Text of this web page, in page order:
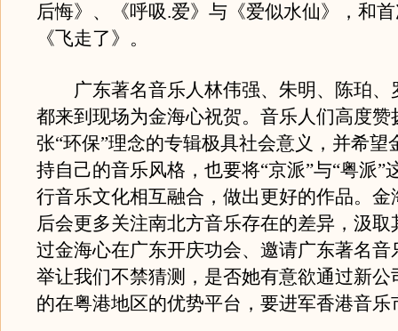
后悔》、《呼吸.爱》与《爱似水仙》，和
《飞走了》。
广东著名音乐人林伟强、朱明、陈珀、
都来到现场为金海心祝贺。音乐人们高度赞
张“环保”理念的专辑极具社会意义，并希望
持自己的音乐风格，也要将“京派”与“粤派”
行音乐文化相互融合，做出更好的作品。金
后会更多关注南北方音乐存在的差异，汲取
过金海心在广东开庆功会、邀请广东著名音
举让我们不禁猜测，是否她有意欲通过新公
的在粤港地区的优势平台，要进军香港音乐